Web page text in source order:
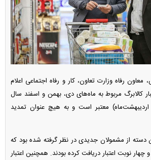
معاون رفاه وزارت تعاون، کار و رفاه اجتماعی اعلام
کالابرگ مربوط به ماه‌های دی، بهمن و اسفند سال
گذشته، تنها تا فردا (۱۴ اردیبهشت‌ماه) معتبر است و به هیچ عنوان تمدید
دسته از مشمولان جدیدی در نظر گرفته شده بود که
نوبت اعتبار دریافت کرده بودند. همچنین اعتبار